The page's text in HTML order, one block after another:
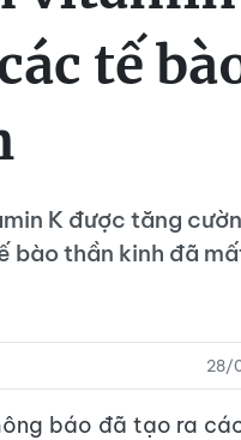
tế
K được tăng
bào thần kinh đã
28/
báo đã tạo ra